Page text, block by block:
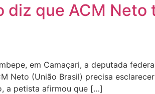
diz que ACM Neto
em Camaçari, a deputada
Neto (União Brasil) precisa
a petista afirmou que […]